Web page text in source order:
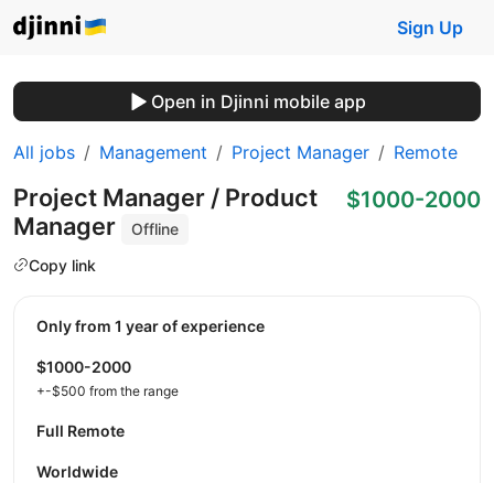
Sign Up
Open in Djinni mobile app
All jobs Management Project Manager Remote
Project Manager / Product
Manager
Offline
Copy link
$1000-2000
Only from 1 year of experience
$1000-2000
+-$500 from the range
Full Remote
Worldwide